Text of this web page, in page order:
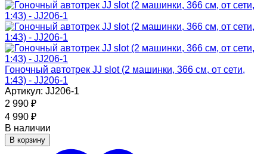
Гоночный автотрек JJ slot (2 машинки, 366 см, от сети,
1:43) - JJ206-1
Артикул: JJ206-1
2 990 ₽
4 990 ₽
В наличии
В корзину